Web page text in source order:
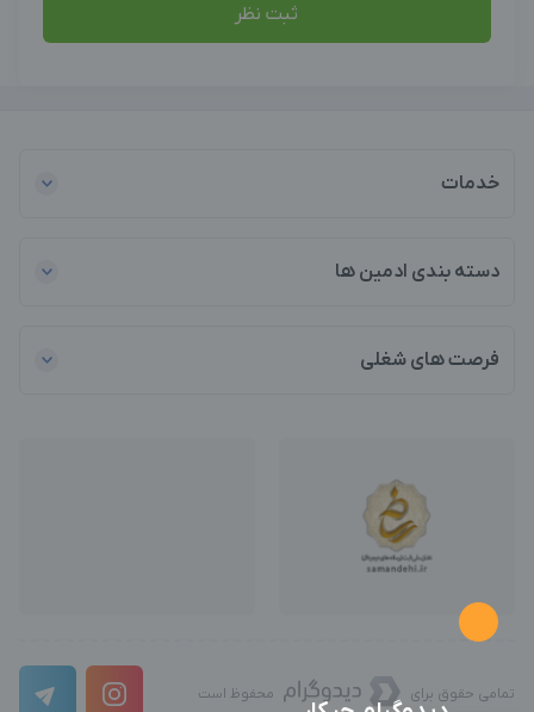
ثبت نظر
خدمات
دسته بندی ادمین ها
فرصت های شغلی
تمامی حقوق برای محفوظ است